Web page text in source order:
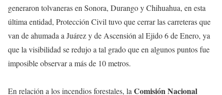
generaron tolvaneras en Sonora, Durango y Chihuahua, en esta
última entidad, Protección Civil tuvo que cerrar las carreteras que
van de ahumada a Juárez y de Ascensión al Ejido 6 de Enero, ya
que la visibilidad se redujo a tal grado que en algunos puntos fue
imposible observar a más de 10 metros.
En relación a los incendios forestales, la Comisión Nacional